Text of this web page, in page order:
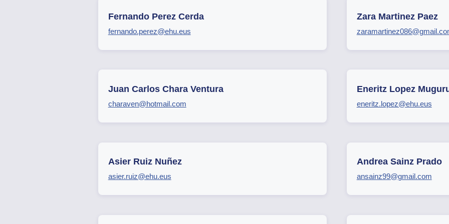
Fernando Perez Cerda
fernando.perez@ehu.eus
Zara Martinez Paez
Juan Carlos Chara Ventura
charaven@hotmail.com
Eneritz Lopez
eneritz.lopez@ehu.eus
Asier Ruiz Nuñez
asier.ruiz@ehu.eus
Andrea Sainz Prado
ansainz99@gmail.com